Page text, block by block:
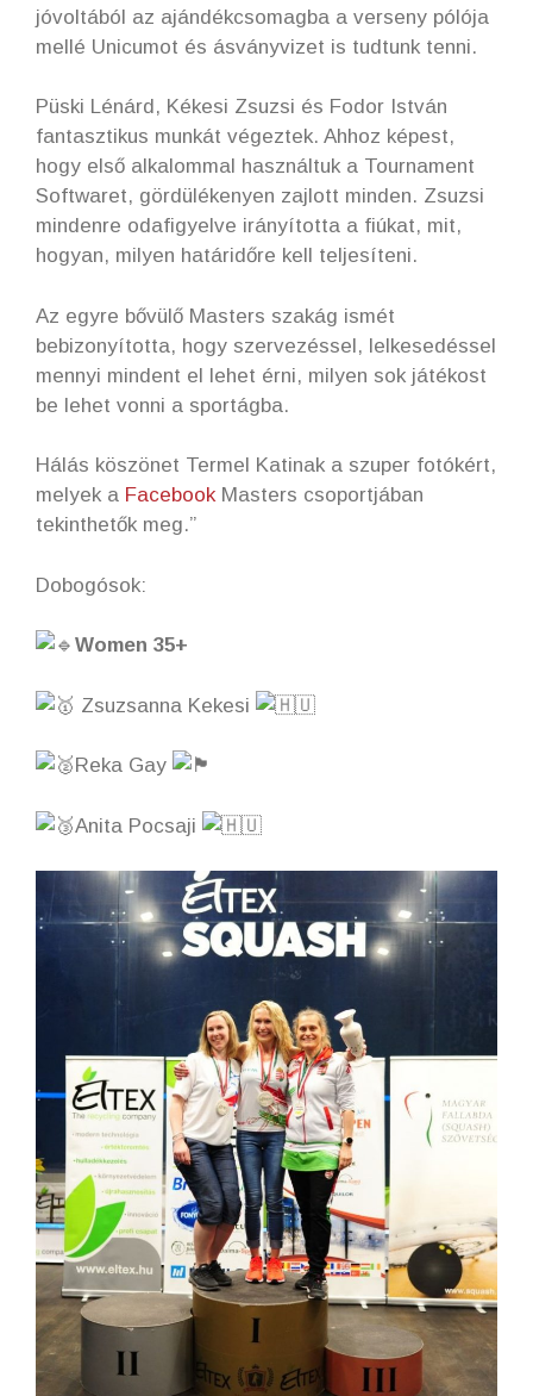
jóvoltából az ajándékcsomagba a verseny pólója
mellé Unicumot és ásványvizet is tudtunk tenni.
Püski Lénárd, Kékesi Zsuzsi és Fodor István
fantasztikus munkát végeztek. Ahhoz képest,
hogy első alkalommal használtuk a Tournament
Softwaret, gördülékenyen zajlott minden. Zsuzsi
mindenre odafigyelve irányította a fiúkat, mit,
hogyan, milyen határidőre kell teljesíteni.
Az egyre bővülő Masters szakág ismét
bebizonyította, hogy szervezéssel, lelkesedéssel
mennyi mindent el lehet érni, milyen sok játékost
be lehet vonni a sportágba.
Hálás köszönet Termel Katinak a szuper fotókért,
melyek a FacebookMasters csoportjában
tekinthetők meg.”
Dobogósok:
Women 35+
Zsuzsanna Kekesi
Reka Gay
Anita Pocsaji